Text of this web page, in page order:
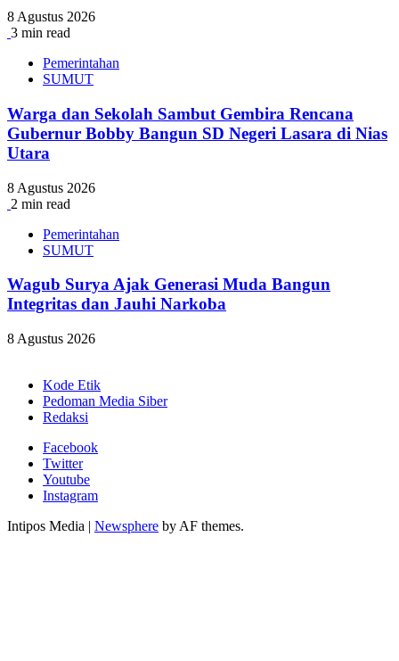
8 Agustus 2026
3 min read
Pemerintahan
SUMUT
Warga dan Sekolah Sambut Gembira Rencana
Gubernur Bobby Bangun SD Negeri Lasara di Nias
Utara
8 Agustus 2026
2 min read
Pemerintahan
SUMUT
Wagub Surya Ajak Generasi Muda Bangun
Integritas dan Jauhi Narkoba
8 Agustus 2026
Kode Etik
Pedoman Media Siber
Redaksi
Facebook
Twitter
Youtube
Instagram
Intipos Media | Newsphere by AF themes.